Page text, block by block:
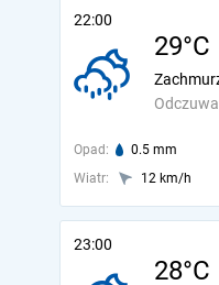
22:00
29°C
Opad: 0.5 mm
Wiatr:
12 km/h
23:00
28°C